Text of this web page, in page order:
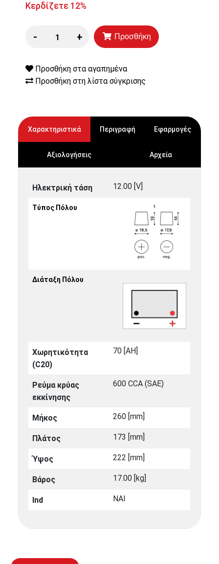
Κερδίζετε 12%
- + Προσθήκη
Προσθήκη στα αγαπημένα
Προσθήκη στη λίστα σύγκρισης
Χαρακτηριστικά Περιγραφή Εφαρμογές
Αξιολογήσεις Αρχεία
Ηλεκτρική τάση 12.00 [V]
Τύπος Πόλου
Διάταξη Πόλου
Χωρητικότητα
(C20)
70 [ΑΗ]
Ρεύμα κρύας
εκκίνησης
600 CCA (SAE)
Μήκος 260 [mm]
Πλάτος 173 [mm]
Ύψος 222 [mm]
Βάρος 17.00 [kg]
Ind ΝΑΙ